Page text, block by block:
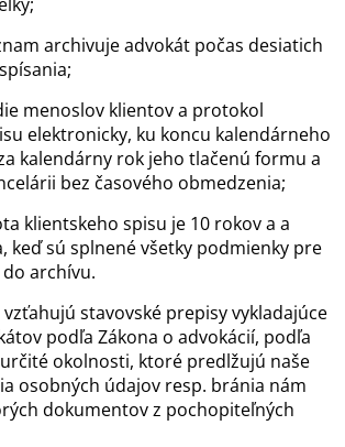
archivuje advokát počas desiatich
menoslov klientov a protokol
elektronicky, ku koncu kalendárneho
kalendárny rok jeho tlačenú formu a
bez časového obmedzenia;
klientskeho spisu je 10 rokov a a
keď sú splnené všetky podmienky pre
archívu.
stavovské prepisy vykladajúce
podľa Zákona o advokácií, podľa
okolnosti, ktoré predlžujú naše
osobných údajov resp. bránia nám
dokumentov z pochopiteľných